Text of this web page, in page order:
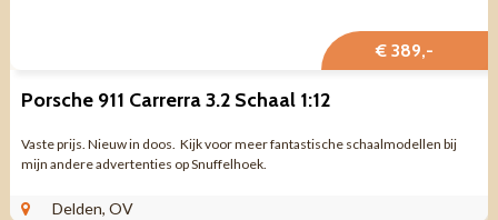
€ 389,-
Porsche 911 Carrerra 3.2 Schaal 1:12
Vaste prijs. Nieuw in doos. Kijk voor meer fantastische schaalmodellen bij
mijn andere advertenties op Snuffelhoek.
Delden, OV